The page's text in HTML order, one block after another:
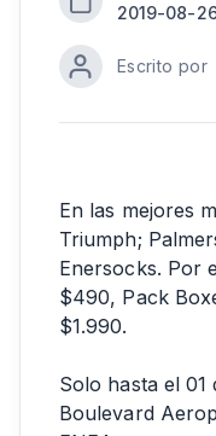
2019-08-
Escrito por
En las mejores
Triumph;
Enersocks. Por
$490, Pack
$1.990.
Solo hasta el 01
Boulevard